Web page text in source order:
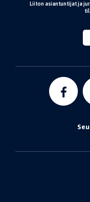
Liiton asiantuntijat ja